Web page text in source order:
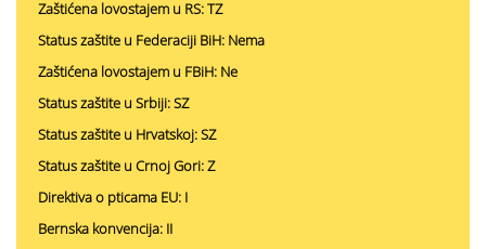
Zaštićena lovostajem u RS: TZ
Status zaštite u Federaciji BiH: Nema
Zaštićena lovostajem u FBiH: Ne
Status zaštite u Srbiji: SZ
Status zaštite u Hrvatskoj: SZ
Status zaštite u Crnoj Gori: Z
Direktiva o pticama EU: I
Bernska konvencija: II